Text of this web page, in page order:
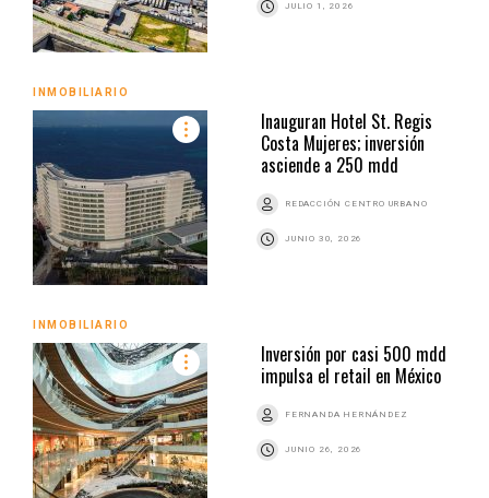
JULIO 1, 2026
INMOBILIARIO
Inauguran Hotel St. Regis
Costa Mujeres; inversión
asciende a 250 mdd
REDACCIÓN CENTRO URBANO
JUNIO 30, 2026
INMOBILIARIO
Inversión por casi 500 mdd
impulsa el retail en México
FERNANDA HERNÁNDEZ
JUNIO 26, 2026